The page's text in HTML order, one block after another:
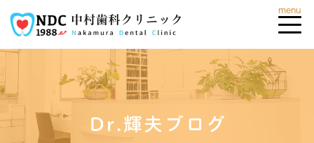
Dr.輝夫ブログ